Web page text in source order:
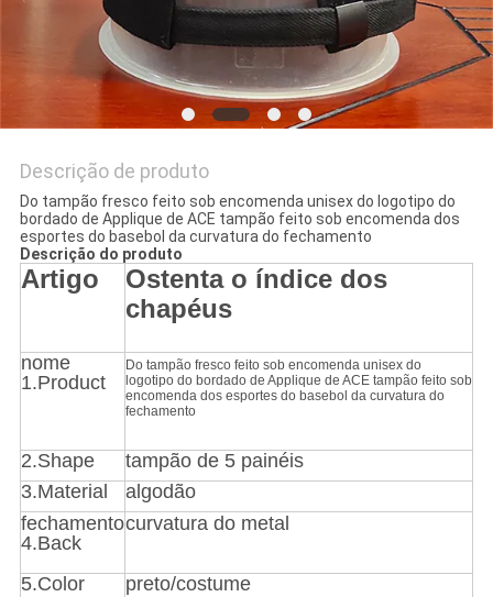
Descrição de produto
Do tampão fresco feito sob encomenda unisex do logotipo do
bordado de Applique de ACE tampão feito sob encomenda dos
esportes do basebol da curvatura do fechamento
Descrição do produto
Artigo
Ostenta o índice dos
chapéus
nome
1.Product
Do tampão fresco feito sob encomenda unisex do
logotipo do bordado de Applique de ACE tampão feito sob
encomenda dos esportes do basebol da curvatura do
fechamento
2.Shape
tampão de 5 painéis
3.Material
algodão
fechamento
4.Back
curvatura do metal
5.Color
preto/costume